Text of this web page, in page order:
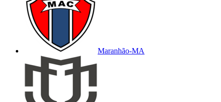
Maranhão-MA